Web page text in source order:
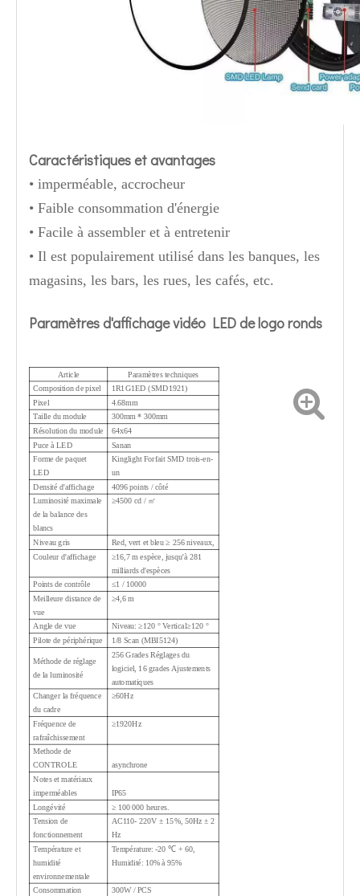
Caractéristiques et avantages
• imperméable, accrocheur
• Faible consommation d'énergie
• Facile à assembler et à entretenir
• Il est populairement utilisé dans les banques, les
magasins, les bars, les rues, les cafés, etc.
Paramètres d'affichage vidéo LED de logo ronds
Article Paramètres techniques
Composition de pixel 1R1G1ED (SMD1921)
Pixel 4.68mm
Taille du module
300mm * 300mm
Résolution du module
64x64
Puce à LED Sanan
Forme de paquet
LED
Kinglight Forfait SMD trois-en-
un
Densité d'affichage
4096 points / côté
Luminosité maximale
de la balance des
blancs
≥4500 cd / ㎡
Niveau gris Red, vert et bleu ≥ 256 niveaux,
Couleur d'affichage ≥16,7 m espèce, jusqu'à 281
milliards d'espèces
Points de contrôle
≤1 / 10000
Meilleure distance de
vue
≥4,6 m
Angle de vue Niveau: ≥120 ° Vertical≥120 °
Pilote de périphérique 1/8 Scan (MBI5124)
Méthode de réglage
de la luminosité
256 Grades Réglages du
logiciel, 16 grades Ajustements
automatiques
Changer la fréquence
du cadre
≥60Hz
Fréquence de
rafraîchissement
≥1920Hz
Methode de
CONTROLE asynchrone
Notes et matériaux
imperméables IP65
Longévité ≥ 100 000 heures.
Tension de
fonctionnement
AC110- 220V ± 15%, 50Hz ± 2
Hz
Température et
humidité
environnementale
Température: -20 ℃ + 60,
Humidité: 10% à 95%
Consommation
300W / PCS